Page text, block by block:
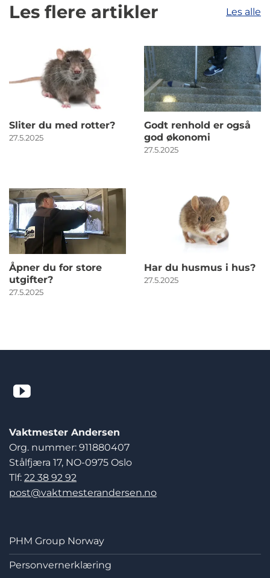
Les flere artikler Les alle
Sliter du med rotter?
27.5.2025
Godt renhold er også
god økonomi
27.5.2025
Åpner du for store
utgifter?
27.5.2025
Har du husmus i hus?
27.5.2025
Vaktmester Andersen
Org. nummer: 911880407
Stålfjæra 17, NO-0975 Oslo
Tlf: 22 38 92 92
post@vaktmesterandersen.no
PHM Group Norway
Personvernerklæring